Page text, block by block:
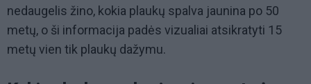
nedaugelis žino, kokia plaukų spalva jaunina po 50
metų, o ši informacija padės vizualiai atsikratyti 15
metų vien tik plaukų dažymu.